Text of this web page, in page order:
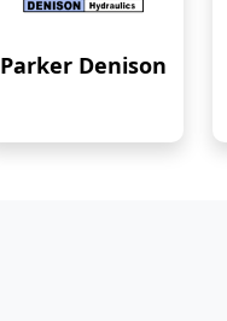
Parker Denison